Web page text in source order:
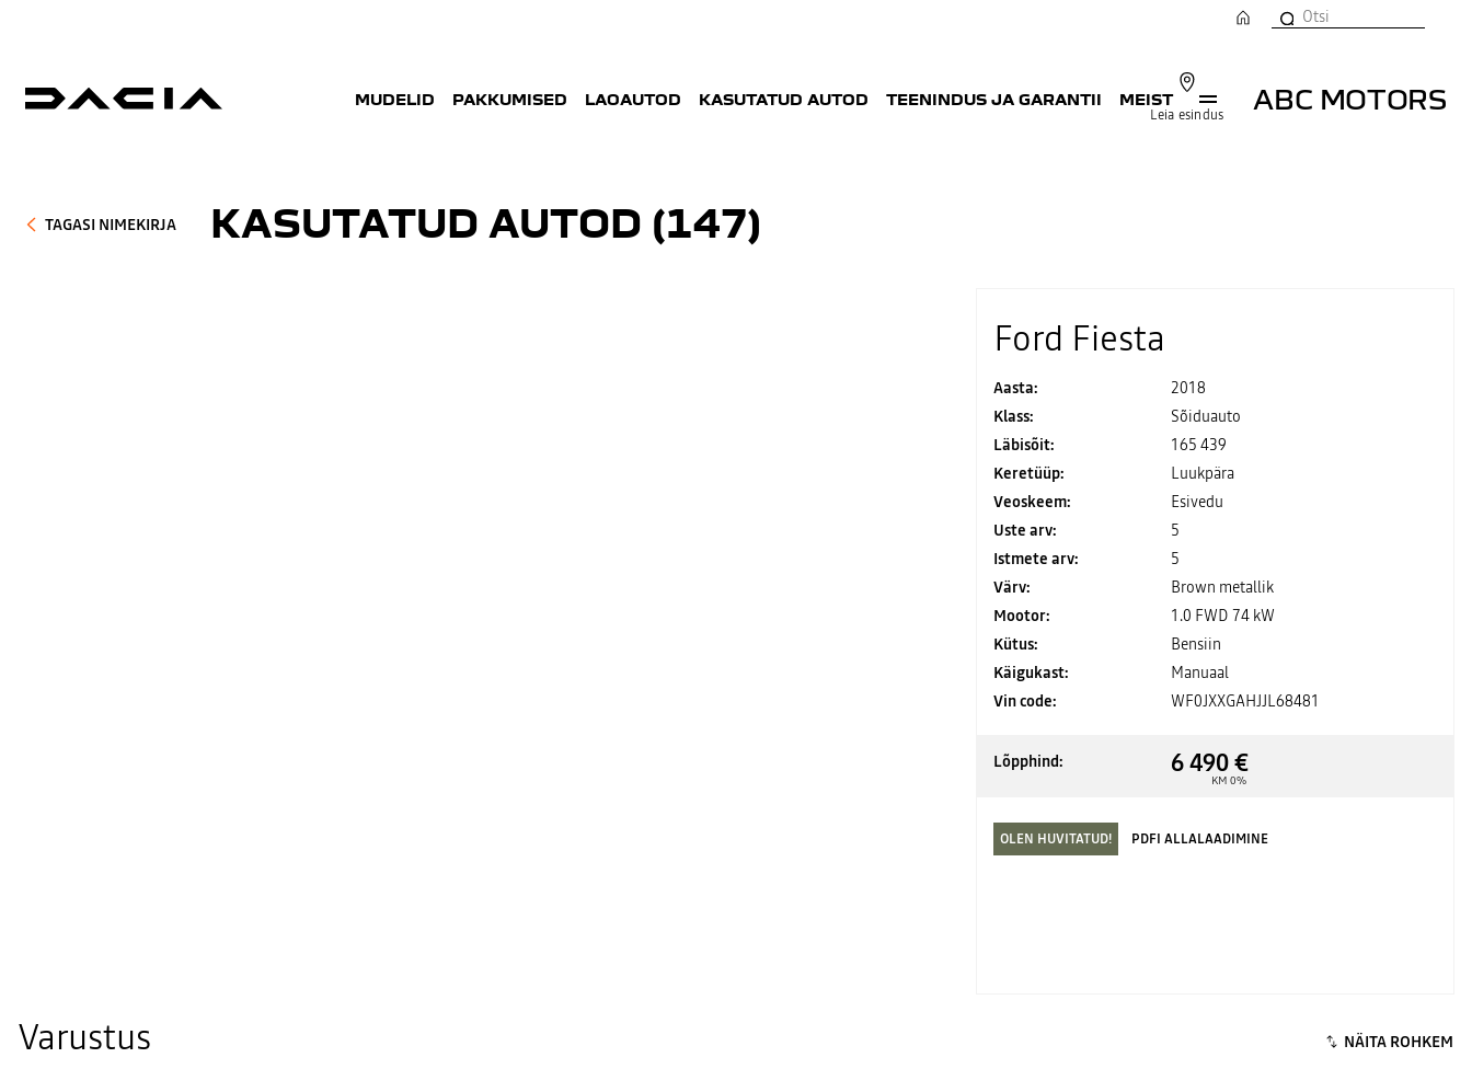
Leia esindus
ABC MOTORS
MUDELID PAKKUMISED LAOAUTOD KASUTATUD AUTOD TEENINDUS JA GARANTII MEIST
TAGASI NIMEKIRJA KASUTATUD AUTOD (147)
Ford Fiesta
Aasta:
2018
Klass:
Sõiduauto
Läbisõit:
165 439
Keretüüp:
Luukpära
Veoskeem:
Esivedu
Uste arv:
5
Istmete arv:
5
Värv:
Brown metallik
Mootor:
1.0 FWD 74 kW
Kütus:
Bensiin
Käigukast:
Manuaal
Vin code:
WF0JXXGAHJJL68481
Lõpphind: 6 490 €
KM 0%
OLEN HUVITATUD! PDFI ALLALAADIMINE
Varustus